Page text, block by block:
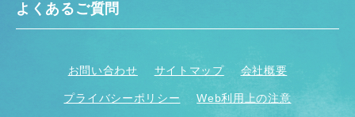
よくあるご質問
お問い合わせ サイトマップ 会社概要
プライバシーポリシー Web利用上の注意